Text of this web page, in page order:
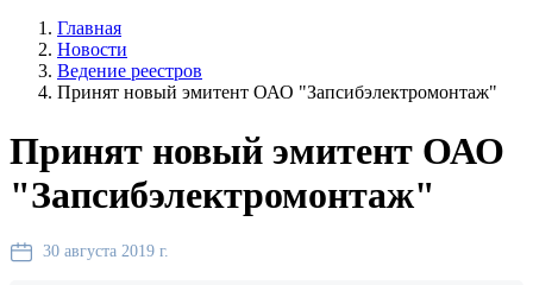
Главная
Новости
Ведение реестров
Принят новый эмитент ОАО "Запсибэлектромонтаж"
Принят новый эмитент ОАО
"Запсибэлектромонтаж"
30 августа 2019 г.